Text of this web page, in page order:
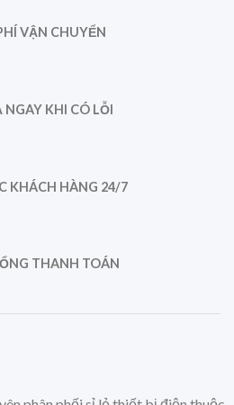
VẬN CHUYỂN
NGAY KHI CÓ LỖI
KHÁCH HÀNG 24/7
THANH TOÁN